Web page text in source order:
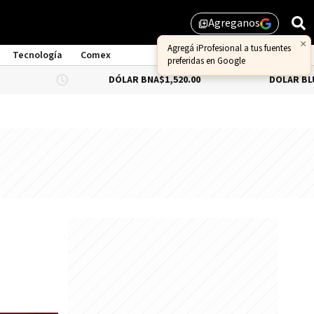
library_addAgreganos
Tecnología
Comex
DÓLAR BNA $1,520.00 DÓLAR BLUE-0.33%